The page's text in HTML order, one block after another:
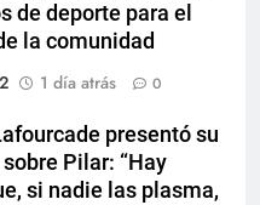
de deporte para el
la comunidad
1 día atrás 0
presentó su
Pilar: “Hay
si nadie las plasma,